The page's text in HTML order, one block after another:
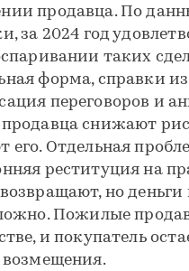
продавца. По
за 2024 год
таких
форма, справки
переговоров и
снижают
его. Отдельная
реституция на
но
Пожилые
и покупатель
возмещения.